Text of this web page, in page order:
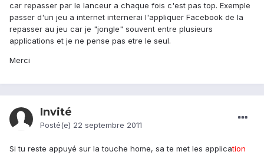
car repasser par le lanceur a chaque fois c'est pas top. Exemple
passer d'un jeu a internet internerai l'appliquer Facebook de la
repasser au jeu car je "jongle" souvent entre plusieurs
applications et je ne pense pas etre le seul.
Merci
Invité
Posté(e) 22 septembre 2011
Si tu reste appuyé sur la touche home, sa te met les application